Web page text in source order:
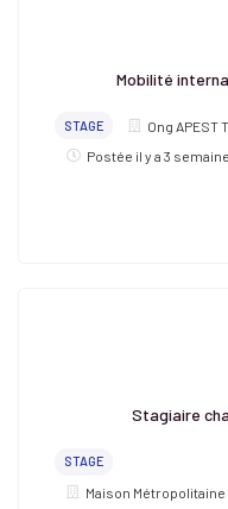
Mobilité
STAGE Ong APEST
Postée il y a 3
Stagiaire
STAGE
Maison Métropolitaine